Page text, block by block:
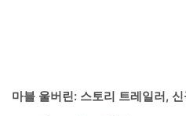
마블 울버린: 스토리 트레일러,